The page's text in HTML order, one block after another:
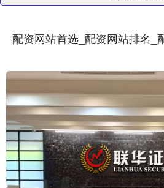
配资网站首选_配资网站排名_